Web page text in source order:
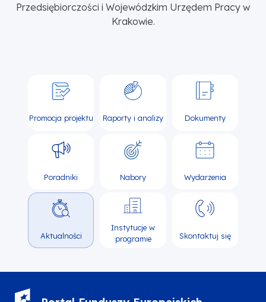
Przedsiębiorczości i Wojewódzkim Urzędem Pracy w
Krakowie.
Promocja projektu Raporty i analizy Dokumenty
Poradniki Nabory Wydarzenia
Aktualności
Instytucje w
programie
Skontaktuj się